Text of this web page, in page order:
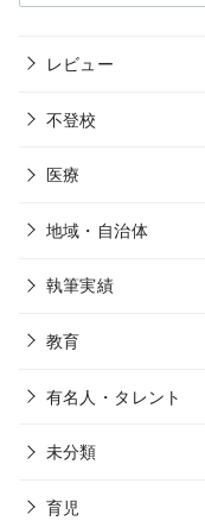
レビュー
不登校
医療
地域・自治体
執筆実績
教育
有名人・タレント
未分類
育児